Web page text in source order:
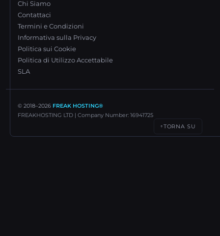
Chi Siamo
Contattaci
Termini e Condizioni
Informativa sulla Privacy
Politica sui Cookie
Politica di Utilizzo Accettabile
SLA
© 2018–2026 FREAK HOSTING®
FREAKHOSTING LTD | Company Number: 16941725
↑TORNA SU